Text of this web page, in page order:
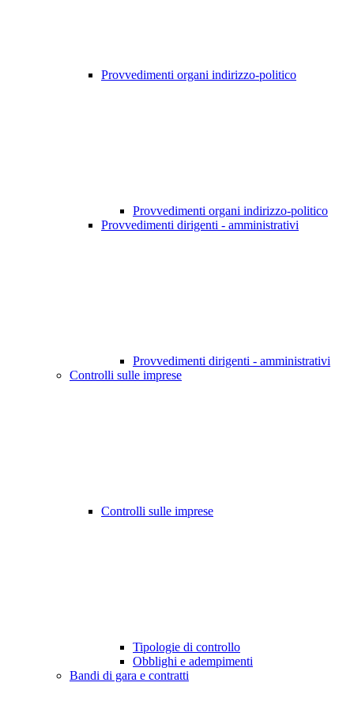
Provvedimenti organi indirizzo-politico
Provvedimenti organi indirizzo-politico
Provvedimenti dirigenti - amministrativi
Provvedimenti dirigenti - amministrativi
Controlli sulle imprese
Controlli sulle imprese
Tipologie di controllo
Obblighi e adempimenti
Bandi di gara e contratti